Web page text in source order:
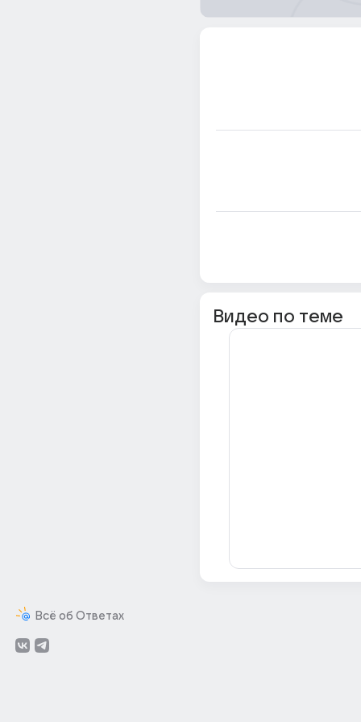
Всё об Ответах
Видео по теме